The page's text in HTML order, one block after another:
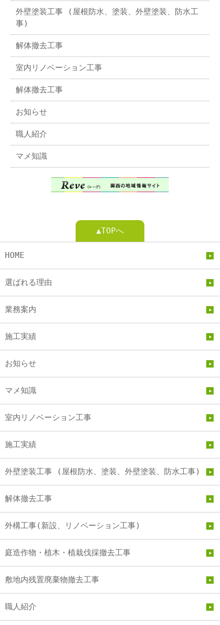
外壁塗装工事 (屋根防水、塗装、外壁塗装、防水工
事)
解体撤去工事
室内リノベーション工事
解体撤去工事
お知らせ
職人紹介
マメ知識
▲TOPへ
HOME
選ばれる理由
業務案内
施工実績
お知らせ
マメ知識
室内リノベーション工事
施工実績
外壁塗装工事 (屋根防水、塗装、外壁塗装、防水工事)
解体撤去工事
外構工事(新設、リノベーション工事)
庭造作物・植木・植栽伐採撤去工事
敷地内残置廃棄物撤去工事
職人紹介